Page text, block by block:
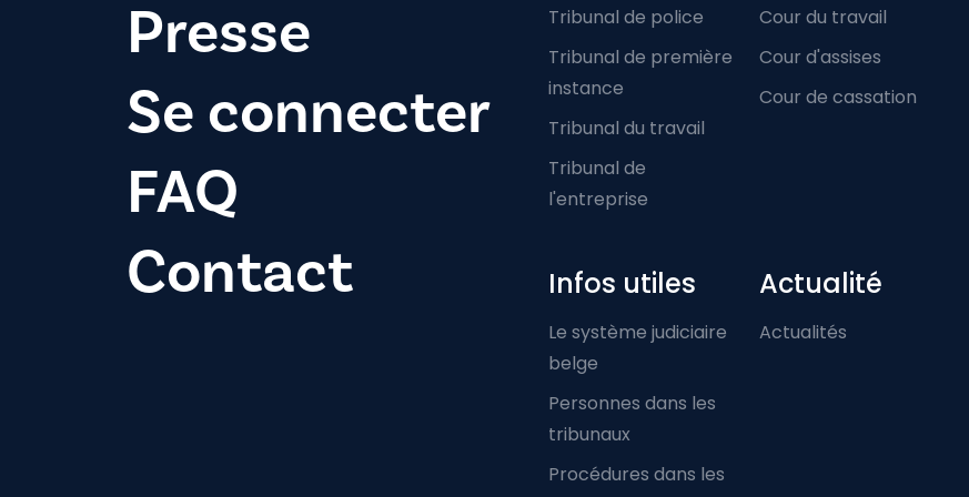
Presse
Se connecter
FAQ
Contact
Tribunal de police
Tribunal de première
instance
Tribunal du travail
Tribunal de
l'entreprise
Cour du travail
Cour d'assises
Cour de cassation
Infos utiles
Le système judiciaire
belge
Personnes dans les
tribunaux
Procédures dans les
Actualité
Actualités